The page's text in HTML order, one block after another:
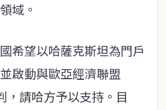
域。
希望以哈薩克斯坦為門戶
啟動與歐亞經濟聯盟
，請哈方予以支持。目